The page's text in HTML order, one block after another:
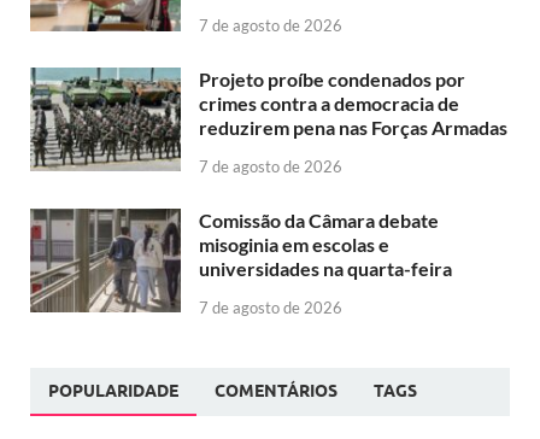
7 de agosto de 2026
Projeto proíbe condenados por
crimes contra a democracia de
reduzirem pena nas Forças Armadas
7 de agosto de 2026
Comissão da Câmara debate
misoginia em escolas e
universidades na quarta-feira
7 de agosto de 2026
POPULARIDADE COMENTÁRIOS TAGS